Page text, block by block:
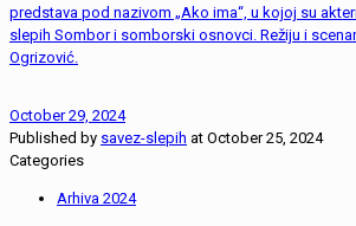
predstava pod nazivom „Ako ima“, u kojoj su
slepih Sombor i somborski osnovci. Režiju i
Ogrizović.
October 29, 2024
Published by savez-slepih at October 25, 2024
Categories
Arhiva 2024